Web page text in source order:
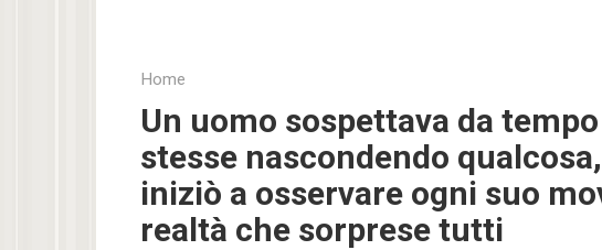
Home
Un uomo sospettava da
stesse nascondendo
iniziò a osservare ogni suo
realtà che sorprese tutti